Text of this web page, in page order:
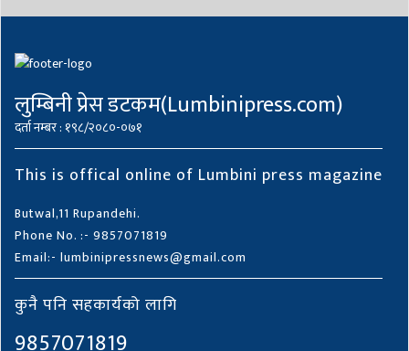
लुम्बिनी प्रेस डटकम(Lumbinipress.com)
दर्ता नम्बर : १९८/२०८०-०७१
This is offical online of Lumbini press magazine
Butwal,11 Rupandehi.
Phone No. :- 9857071819
Email:- lumbinipressnews@gmail.com
कुनै पनि सहकार्यको लागि
9857071819